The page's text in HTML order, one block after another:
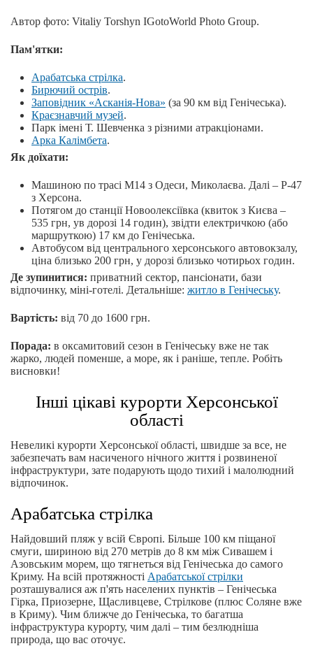
Автор фото: Vitaliy Torshyn IGotoWorld Photo Group.
Пам'ятки:
Арабатська стрілка.
Бирючий острів.
Заповідник «Асканія-Нова» (за 90 км від Генічеська).
Краєзнавчий музей.
Парк імені Т. Шевченка з різними атракціонами.
Арка Калімбета.
Як доїхати:
Машиною по трасі М14 з Одеси, Миколаєва. Далі – P-47
з Херсона.
Потягом до станції Новоолексіївка (квиток з Києва –
535 грн, ув дорозі 14 годин), звідти електричкою (або
маршруткою) 17 км до Генічеська.
Автобусом від центрального херсонського автовокзалу,
ціна близько 200 грн, у дорозі близько чотирьох годин.
Де зупинитися: приватний сектор, пансіонати, бази
відпочинку, міні-готелі. Детальніше: житло в Генічеську.
Вартість: від 70 до 1600 грн.
Порада: в оксамитовий сезон в Генічеську вже не так
жарко, людей поменше, а море, як і раніше, тепле. Робіть
висновки!
Інші цікаві курорти Херсонської
області
Невеликі курорти Херсонської області, швидше за все, не
забезпечать вам насиченого нічного життя і розвиненої
інфраструктури, зате подарують щодо тихий і малолюдний
відпочинок.
Арабатська стрілка
Найдовший пляж у всій Європі. Більше 100 км піщаної
смуги, шириною від 270 метрів до 8 км між Сивашем і
Азовським морем, що тягнеться від Генічеська до самого
Криму. На всій протяжності Арабатської стрілки
розташувалися аж п'ять населених пунктів – Генічеська
Гірка, Приозерне, Щасливцеве, Стрілкове (плюс Соляне вже
в Криму). Чим ближче до Генічеська, то багатша
інфраструктура курорту, чим далі – тим безлюдніша
природа, що вас оточує.